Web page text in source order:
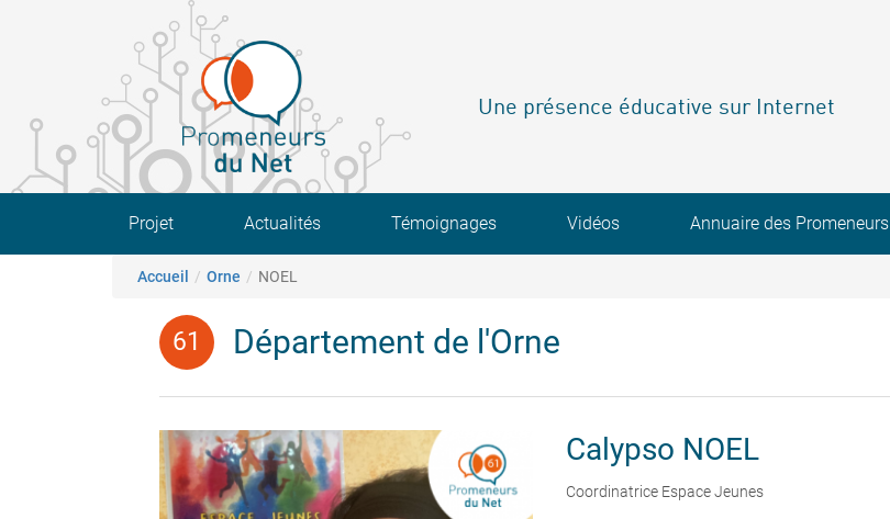
Une présence éducative sur Internet
Main navigation
Projet Actualités Témoignages Vidéos Annuaire des Promeneurs
Fil d'Ariane
Accueil Orne NOEL
Département de l'Orne
Calypso NOEL
Coordinatrice Espace Jeunes